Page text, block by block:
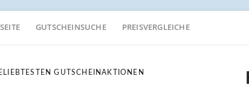
GUTSCHEINSUCHE PREISVERGLEICHE
GUTSCHEINAKTIONEN